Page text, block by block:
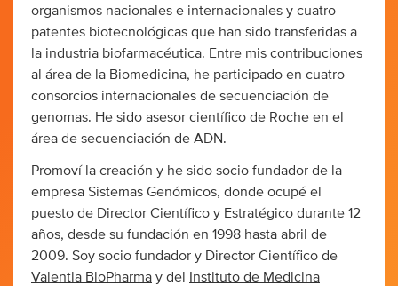
organismos nacionales e internacionales y cuatro
patentes biotecnológicas que han sido transferidas a
la industria biofarmacéutica. Entre mis contribuciones
al área de la Biomedicina, he participado en cuatro
consorcios internacionales de secuenciación de
genomas. He sido asesor científico de Roche en el
área de secuenciación de ADN.
Promoví la creación y he sido socio fundador de la
empresa Sistemas Genómicos, donde ocupé el
puesto de Director Científico y Estratégico durante 12
años, desde su fundación en 1998 hasta abril de
2009. Soy socio fundador y Director Científico de
Valentia BioPharma y del
Instituto de Medicina